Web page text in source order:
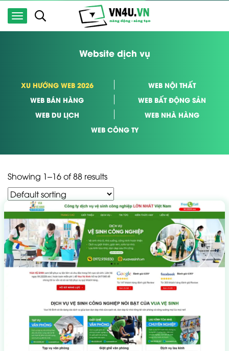
Website dịch vụ
XU HƯỚNG WEB 2026
WEB NỘI THẤT
WEB BÁN HÀNG
WEB BẤT ĐỘNG SẢN
WEB DU LỊCH
WEB NHÀ HÀNG
WEB CÔNG TY
Showing 1–16 of 88 results